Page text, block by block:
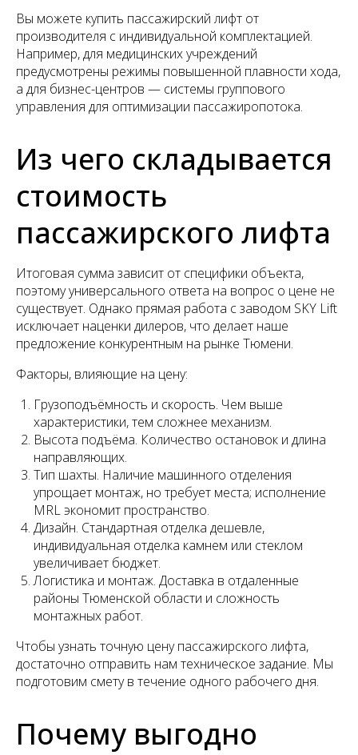
Вы можете купить пассажирский лифт от
производителя с индивидуальной комплектацией.
Например, для медицинских учреждений
предусмотрены режимы повышенной плавности хода,
а для бизнес-центров — системы группового
управления для оптимизации пассажиропотока.
Из чего складывается
стоимость
пассажирского лифта
Итоговая сумма зависит от специфики объекта,
поэтому универсального ответа на вопрос о цене не
существует. Однако прямая работа с заводом SKY Lift
исключает наценки дилеров, что делает наше
предложение конкурентным на рынке Тюмени.
Факторы, влияющие на цену:
Грузоподъёмность и скорость. Чем выше
характеристики, тем сложнее механизм.
Высота подъёма. Количество остановок и длина
направляющих.
Тип шахты. Наличие машинного отделения
упрощает монтаж, но требует места; исполнение
MRL экономит пространство.
Дизайн. Стандартная отделка дешевле,
индивидуальная отделка камнем или стеклом
увеличивает бюджет.
Логистика и монтаж. Доставка в отдаленные
районы Тюменской области и сложность
монтажных работ.
Чтобы узнать точную цену пассажирского лифта,
достаточно отправить нам техническое задание. Мы
подготовим смету в течение одного рабочего дня.
Почему выгодно